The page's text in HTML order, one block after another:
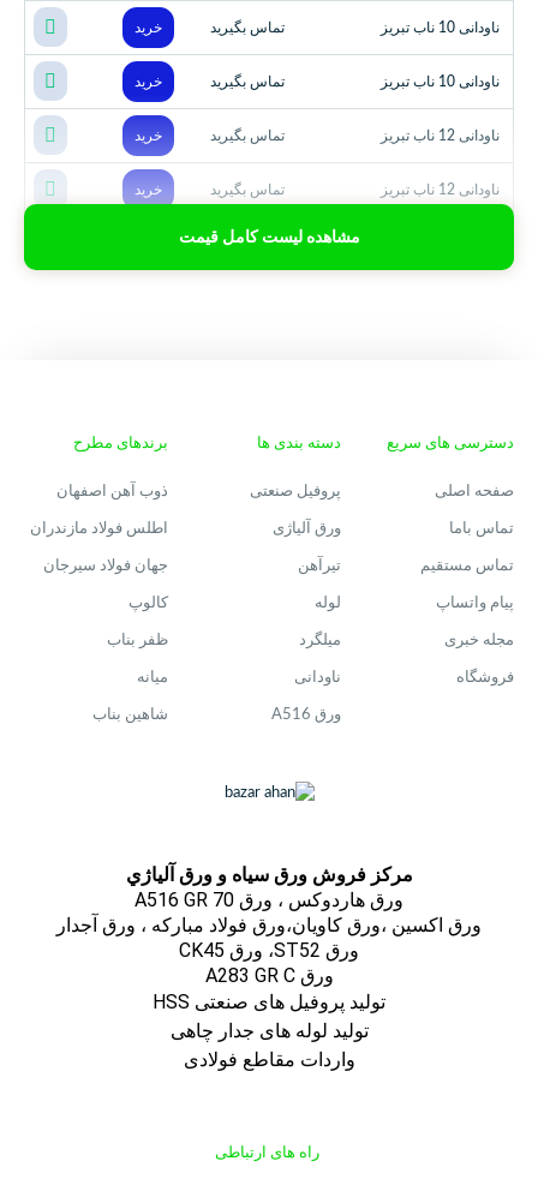
ناودانی 10 ناب تبریز تماس بگیرید خرید
ناودانی 10 ناب تبریز تماس بگیرید خرید
ناودانی 12 ناب تبریز تماس بگیرید خرید
ناودانی 12 ناب تبریز تماس بگیرید خرید
مشاهده لیست کامل قیمت
دسترسی های سریع
صفحه اصلی
تماس باما
تماس مستقیم
پیام واتساپ
مجله خبری
فروشگاه
دسته بندی ها
پروفیل صنعتی
ورق آلیاژی
تیرآهن
لوله
میلگرد
ناودانی
ورق A516
برندهای مطرح
ذوب آهن اصفهان
اطلس فولاد مازندران
جهان فولاد سیرجان
کالوپ
ظفر بناب
میانه
شاهین بناب
مركز فروش ورق سياه و ورق آلياژي
ورق هاردوکس ، ورق A516 GR 70
ورق اكسين ،ورق كاويان،ورق فولاد مباركه ، ورق آجدار
ورق ST52، ورق CK45
ورق A283 GR C
تولید پروفیل های صنعتی HSS
تولید لوله های جدار چاهی
واردات مقاطع فولادی
راه های ارتباطی